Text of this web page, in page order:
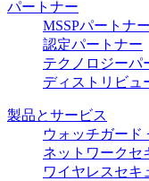
パートナー
MSSPパートナー
認定パートナー
テクノロジーパ
ディストリビュ
製品とサービス
ウォッチガード
ネットワークセ
ワイヤレスセキ